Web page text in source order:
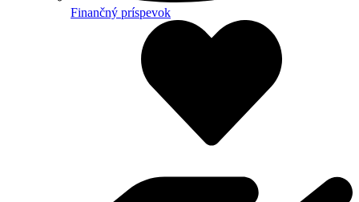
Finančný príspevok